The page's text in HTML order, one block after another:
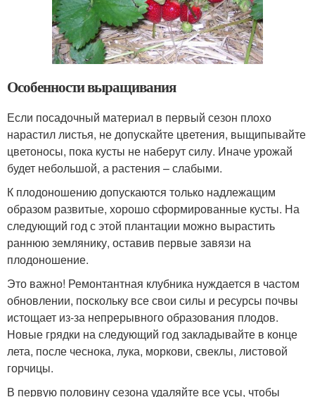
Особенности выращивания
Если посадочный материал в первый сезон плохо
нарастил листья, не допускайте цветения, выщипывайте
цветоносы, пока кусты не наберут силу. Иначе урожай
будет небольшой, а растения – слабыми.
К плодоношению допускаются только надлежащим
образом развитые, хорошо сформированные кусты. На
следующий год с этой плантации можно вырастить
раннюю землянику, оставив первые завязи на
плодоношение.
Это важно! Ремонтантная клубника нуждается в частом
обновлении, поскольку все свои силы и ресурсы почвы
истощает из-за непрерывного образования плодов.
Новые грядки на следующий год закладывайте в конце
лета, после чеснока, лука, моркови, свеклы, листовой
горчицы.
В первую половину сезона удаляйте все усы, чтобы